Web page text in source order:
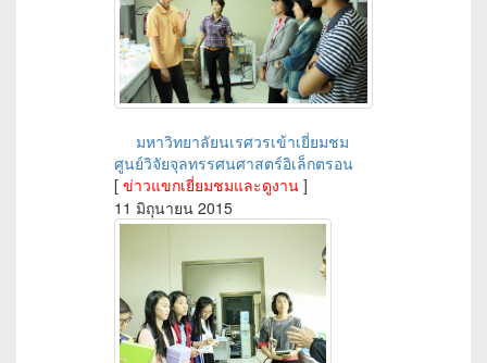
มหาวิทยาลัยนเรศวรเข้าเยี่ยมชม
ศูนย์วิจัยจุลทรรศนศาสตร์อิเล็กตรอน
[ ข่าวแขกเยี่ยมชมและดูงาน ]
11 มิถุนายน 2015